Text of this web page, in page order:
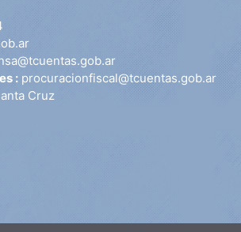
: procuracionfiscal@tcuentas.gob.ar
Cruz